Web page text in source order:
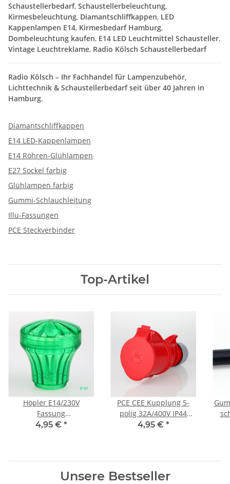
Schaustellerbedarf, Schaustellerbeleuchtung,
Kirmesbeleuchtung, Diamantschliffkappen, LED
Kappenlampen E14, Kirmesbedarf Hamburg,
Dombeleuchtung kaufen, E14 LED Leuchtmittel Schausteller,
Vintage Leuchtreklame, Radio Kölsch Schaustellerbedarf
Radio Kölsch – Ihr Fachhandel für Lampenzubehör,
Lichttechnik & Schaustellerbedarf seit über 40 Jahren in
Hamburg.
Diamantschliffkappen
E14 LED-Kappenlampen
E14 Röhren-Glühlampen
E27 Sockel farbig
Glühlampen farbig
Gummi-Schlauchleitung
Illu-Fassungen
PCE Steckverbinder
Top-Artikel
Höpler E14/230V
Fassung
Diamantschliffkappen-
4,95 € *
PCE CEE Kupplung 5-
polig 32A/400V IP44
rot/grau
4,95 € *
Unsere Bestseller